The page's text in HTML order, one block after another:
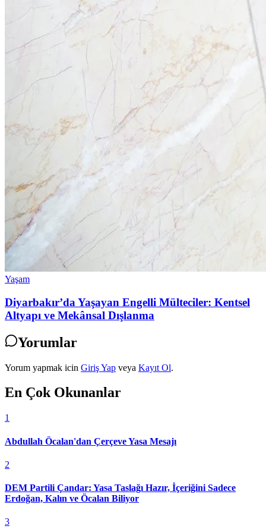
Yaşam
Diyarbakır’da Yaşayan Engelli Mülteciler: Kentsel
Altyapı ve Mekânsal Dışlanma
Yorumlar
Yorum yapmak icin Giriş Yap veya Kayıt Ol.
En Çok Okunanlar
1
Abdullah Öcalan'dan Çerçeve Yasa Mesajı
2
DEM Partili Çandar: Yasa Taslağı Hazır, İçeriğini Sadece
Erdoğan, Kalın ve Öcalan Biliyor
3